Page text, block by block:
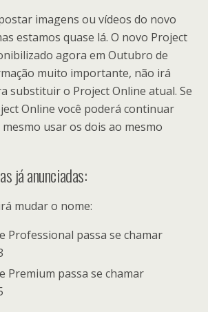
imagens ou vídeos do novo
estamos quase lá. O novo Project
agora em Outubro de
muito importante, não irá
substituir o Project Online atual. Se
Online você poderá continuar
usar os dois ao mesmo
já anunciadas:
mudar o nome:
Professional passa se chamar
Premium passa se chamar